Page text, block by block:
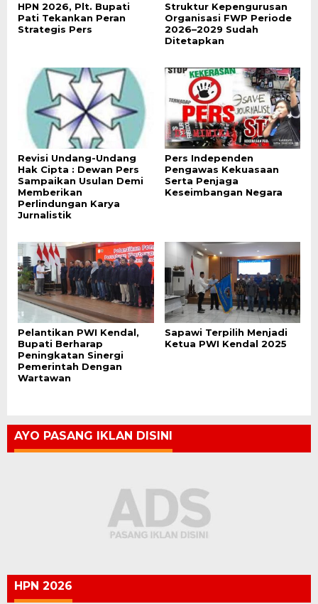
HPN 2026, Plt. Bupati
Pati Tekankan Peran
Strategis Pers
Struktur Kepengurusan
Organisasi FWP Periode
2026–2029 Sudah
Ditetapkan
Revisi Undang-Undang
Hak Cipta : Dewan Pers
Sampaikan Usulan Demi
Memberikan
Perlindungan Karya
Jurnalistik
Pers Independen
Pengawas Kekuasaan
Serta Penjaga
Keseimbangan Negara
Pelantikan PWI Kendal,
Bupati Berharap
Peningkatan Sinergi
Pemerintah Dengan
Wartawan
Sapawi Terpilih Menjadi
Ketua PWI Kendal 2025
AYO PASANG IKLAN DISINI
HPN 2026